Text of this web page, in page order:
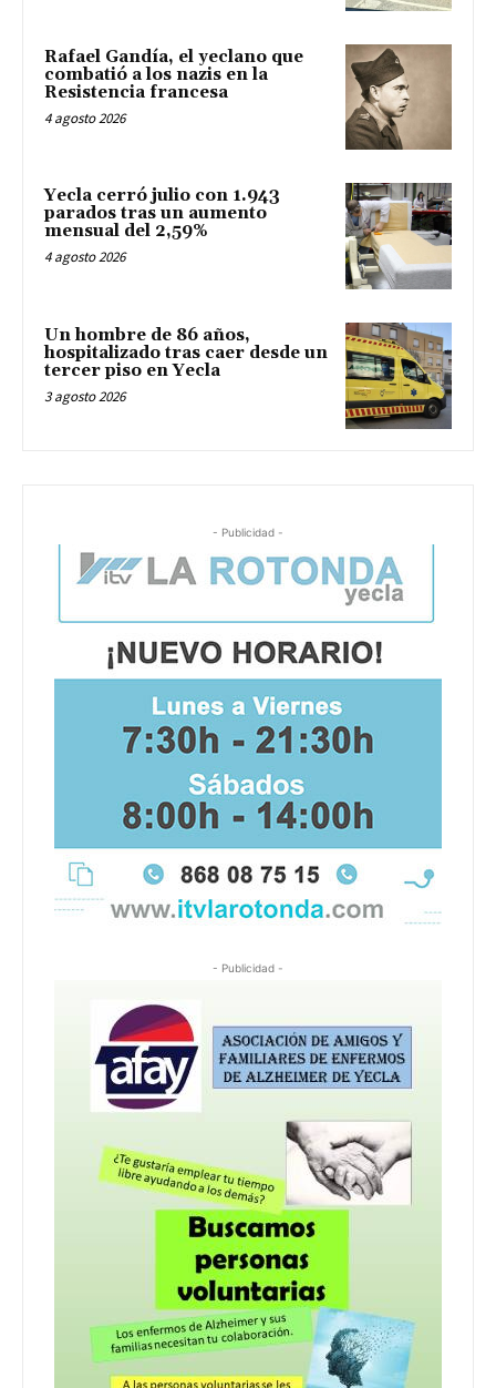
Rafael Gandía, el yeclano que
combatió a los nazis en la
Resistencia francesa
4 agosto 2026
Yecla cerró julio con 1.943
parados tras un aumento
mensual del 2,59%
4 agosto 2026
Un hombre de 86 años,
hospitalizado tras caer desde un
tercer piso en Yecla
3 agosto 2026
- Publicidad -
- Publicidad -